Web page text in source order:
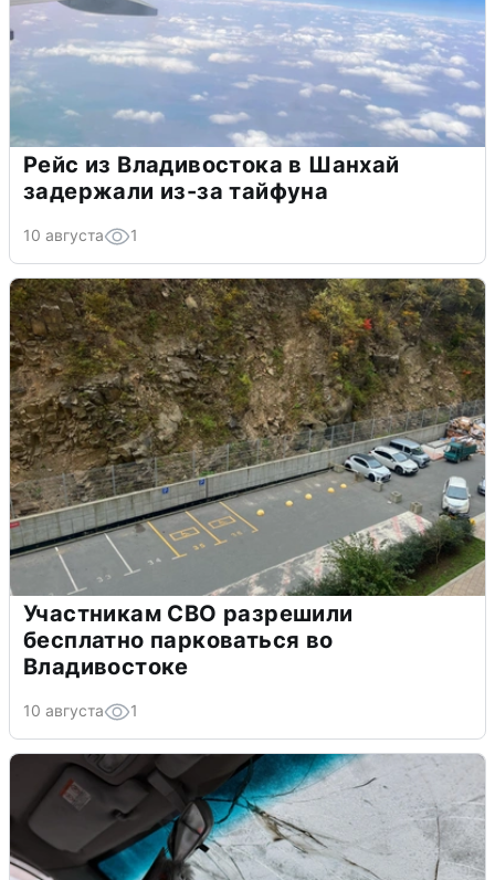
Рейс из Владивостока в Шанхай
задержали из-за тайфуна
10 августа 1
Участникам СВО разрешили
бесплатно парковаться во
Владивостоке
10 августа 1